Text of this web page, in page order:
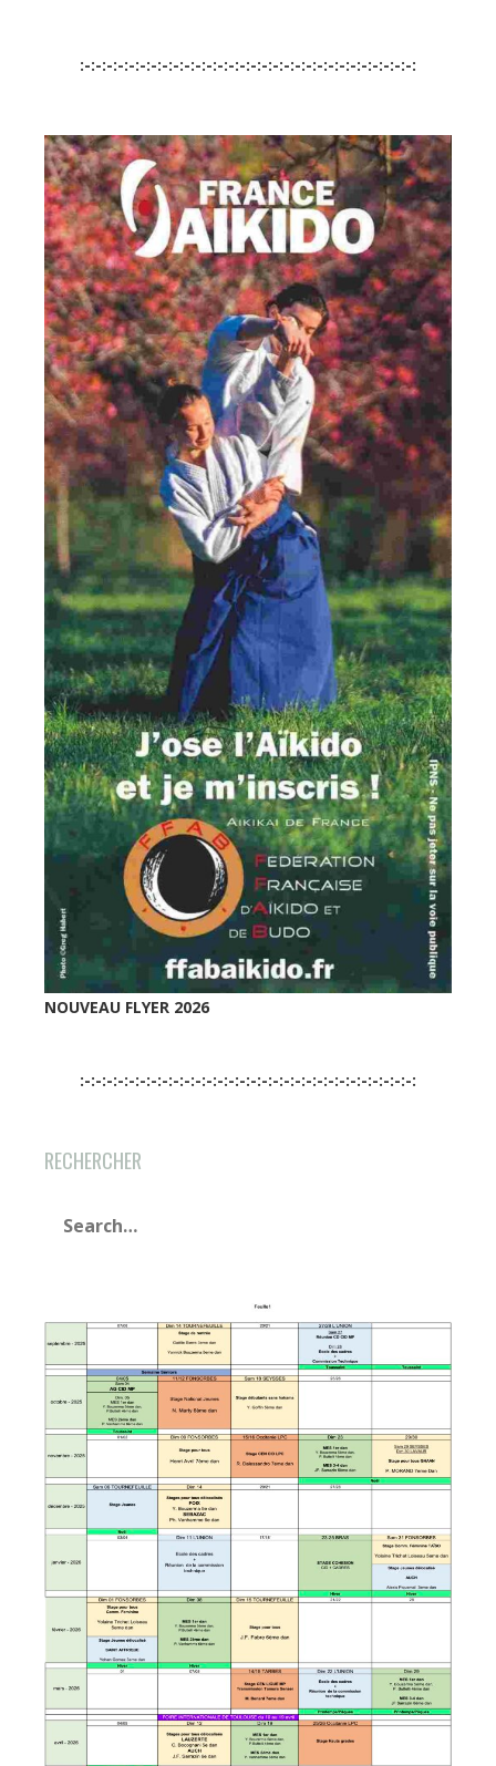
:-:-:-:-:-:-:-:-:-:-:-:-:-:-:-:-:-:-:-:-:-:-:-:-:-:-:-:-:-:-:
NOUVEAU FLYER 2026
:-:-:-:-:-:-:-:-:-:-:-:-:-:-:-:-:-:-:-:-:-:-:-:-:-:-:-:-:-:-:
RECHERCHER